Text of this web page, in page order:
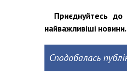
Приєднуйтесь
найважливіші новини.
Сподобалась